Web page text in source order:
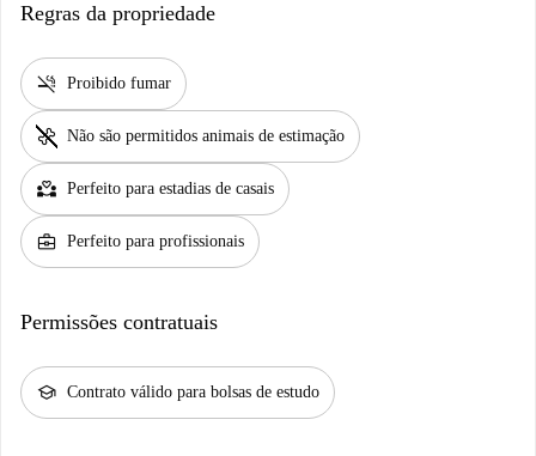
Regras da propriedade
smoke_free Proibido fumar
pet_supplies Não são permitidos animais de estimação
partner_heart Perfeito para estadias de casais
business_center Perfeito para profissionais
Permissões contratuais
school Contrato válido para bolsas de estudo